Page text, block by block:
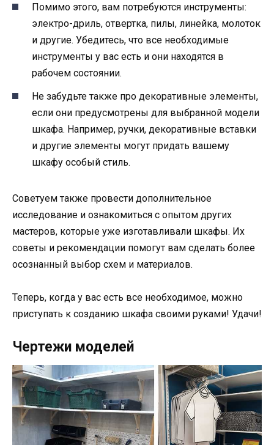
Помимо этого, вам потребуются инструменты:
электро-дриль, отвертка, пилы, линейка, молоток
и другие. Убедитесь, что все необходимые
инструменты у вас есть и они находятся в
рабочем состоянии.
Не забудьте также про декоративные элементы,
если они предусмотрены для выбранной модели
шкафа. Например, ручки, декоративные вставки
и другие элементы могут придать вашему
шкафу особый стиль.
Советуем также провести дополнительное
исследование и ознакомиться с опытом других
мастеров, которые уже изготавливали шкафы. Их
советы и рекомендации помогут вам сделать более
осознанный выбор схем и материалов.
Теперь, когда у вас есть все необходимое, можно
приступать к созданию шкафа своими руками! Удачи!
Чертежи моделей